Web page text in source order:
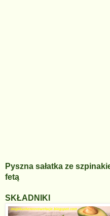
Pyszna sałatka ze
fetą
SKŁADNIKI